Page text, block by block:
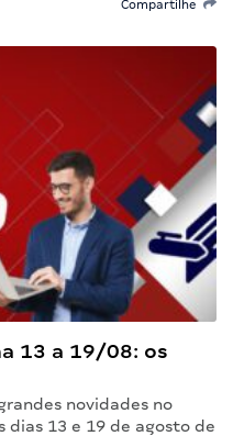
Compartilhe
13 a 19/08: os
novidades no
dias 13 e 19 de agosto de